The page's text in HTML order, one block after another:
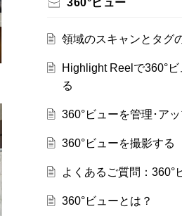
360°ビュー
領域のスキャンとタグ
Highlight Reelで360°ビ
る
360°ビューを管理･ア
360°ビューを撮影する
よくあるご質問：360°
360°ビューとは？